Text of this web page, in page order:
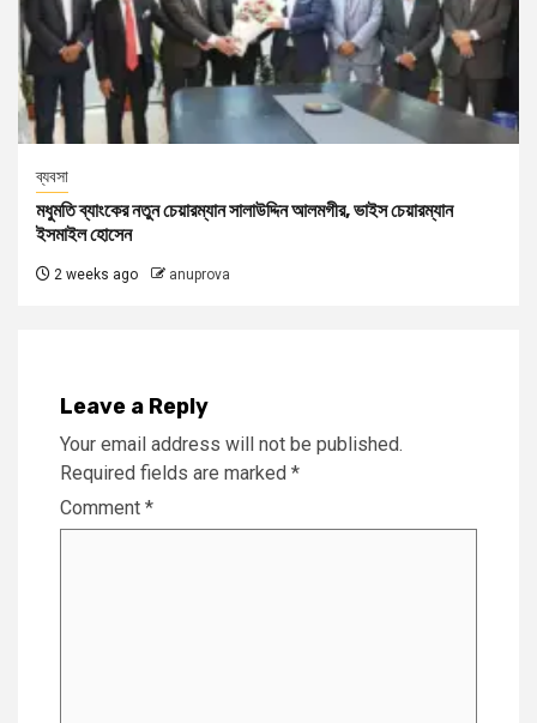
ব্যবসা
মধুমতি ব্যাংকের নতুন চেয়ারম্যান সালাউদ্দিন আলমগীর, ভাইস চেয়ারম্যান
ইসমাইল হোসেন
2 weeks ago anuprova
Leave a Reply
Your email address will not be published.
Required fields are marked *
Comment *